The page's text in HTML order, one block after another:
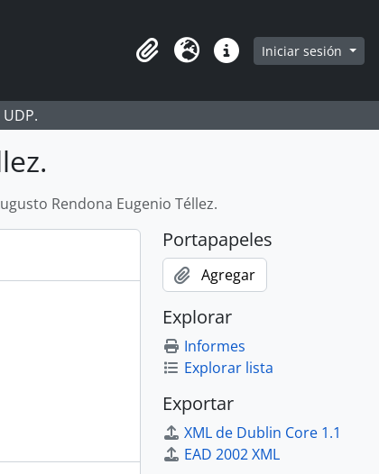
Portapapeles
Idioma Enlaces rápidos
Iniciar sesión
Rendona Eugenio Téllez.
Portapapeles
Agregar
Explorar
Informes
Explorar lista
Exportar
XML de Dublin Core 1.1
EAD 2002 XML